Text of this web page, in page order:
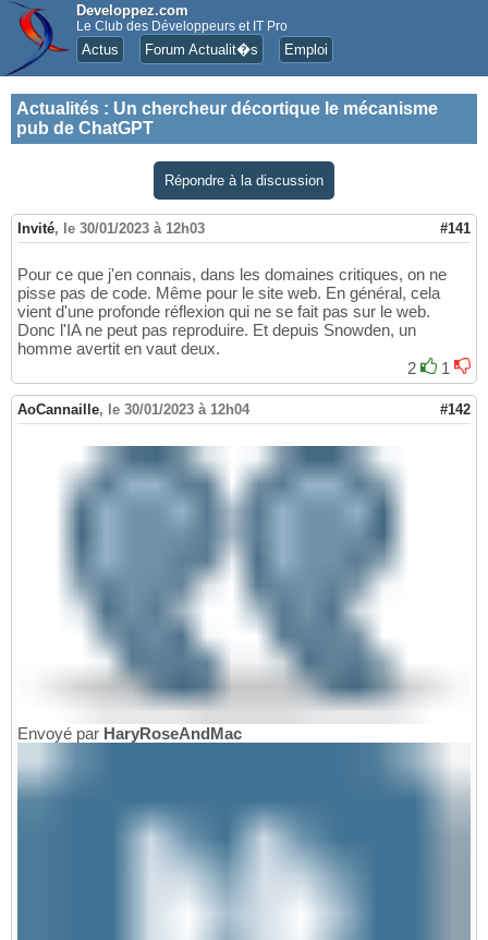
Developpez.com
Le Club des Développeurs et IT Pro
Actus Forum Actualit�s Emploi
Actualités : Un chercheur décortique le mécanisme
pub de ChatGPT
Répondre à la discussion
Invité, le 30/01/2023 à 12h03 #141
Pour ce que j'en connais, dans les domaines critiques, on ne
pisse pas de code. Même pour le site web. En général, cela
vient d'une profonde réflexion qui ne se fait pas sur le web.
Donc l'IA ne peut pas reproduire. Et depuis Snowden, un
homme avertit en vaut deux.
2
1
AoCannaille, le 30/01/2023 à 12h04 #142
Envoyé par HaryRoseAndMac